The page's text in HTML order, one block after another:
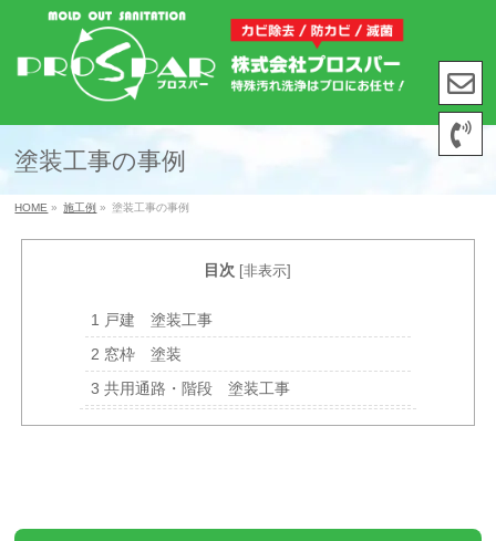
塗装工事の事例
HOME » 施工例 » 塗装工事の事例
目次 [非表示]
1
戸建 塗装工事
2 窓枠 塗装
3 共用通路・階段 塗装工事